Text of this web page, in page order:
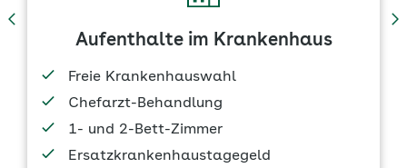
Aufenthalte im Krankenhaus
Freie Krankenhauswahl
Chefarzt-Behandlung
1- und 2-Bett-Zimmer
Ersatzkrankenhaustagegeld